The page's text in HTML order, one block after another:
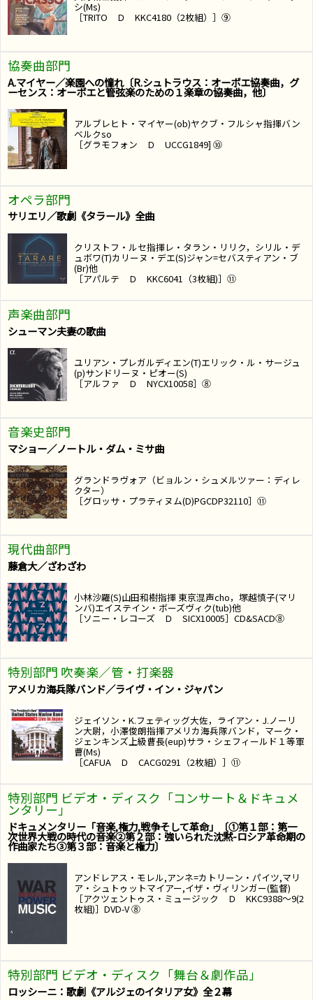
シ(Ms)
［TRITO Ｄ KKC4180（2枚組）］⑨
協奏曲部門
A.マイヤー／楽園への憧れ〔R.シュトラウス：オーボエ協奏曲，グ
ーセンス：オーボエと管弦楽のための１楽章の協奏曲，他〕
アルブレヒト・マイヤー(ob)ヤクブ・フルシャ指揮バン
ベルクso
［グラモフォン Ｄ UCCG1849] ⑩
オペラ部門
サリエリ／歌劇《タラール》全曲
クリストフ・ルセ指揮レ・タラン・リリク，シリル・デ
ュボワ(T)カリーヌ・デエ(S)ジャン=セバスティアン・ブ
(Br)他
［アパルテ Ｄ KKC6041（3枚組)］⑪
声楽曲部門
シューマン夫妻の歌曲
ユリアン・プレガルディエン(T)エリック・ル・サージュ
(p)サンドリーヌ・ピオー(S)
［アルファ Ｄ NYCX10058］⑧
音楽史部門
マショー／ノートル・ダム・ミサ曲
グランドラヴォア（ビョルン・シュメルツァー：ディレ
クター）
［グロッサ・プラティヌム(D)PGCDP32110］⑪
現代曲部門
藤倉大／ざわざわ
小林沙羅(S)山田和樹指揮 東京混声cho，塚越慎子(マリ
ンバ)エイステイン・ボーズヴィク(tub)他
［ソニー・レコーズ Ｄ SICX10005］CD&SACD⑧
特別部門 吹奏楽／管・打楽器
アメリカ海兵隊バンド／ライヴ・イン・ジャパン
ジェイソン・K.フェティッグ大佐，ライアン・J.ノーリ
ン大尉，小澤俊朗指揮アメリカ海兵隊バンド，マーク・
ジェンキンズ上級曹長(eup)サラ・シェフィールド１等軍
曹(Ms)
［CAFUA Ｄ CACG0291（2枚組）］⑪
特別部門 ビデオ・ディスク「コンサート＆ドキュメ
ンタリー」
ドキュメンタリー「音楽,権力,戦争そして革命」〔①第１部：第一
次世界大戦の時代の音楽②第２部：強いられた沈黙-ロシア革命期の
作曲家たち③第３部：音楽と権力〕
アンドレアス・モレル,アンネ=カトリーン・パイツ,マリ
ア・シュトゥットマイアー,イザ・ヴィリンガー(監督)
［アクツェントゥス・ミュージック Ｄ KKC9388～9(2
枚組)］DVD-V ⑧
特別部門 ビデオ・ディスク「舞台＆劇作品」
ロッシーニ：歌劇《アルジェのイタリア女》全２幕